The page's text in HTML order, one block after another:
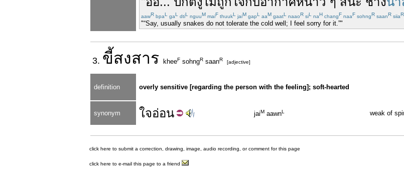
aawR bpaL gaL dtiL nguuM maiF thuukL jaiM gapL aaM gaatL naaoR siL naH changF naaF sohngR saanR siiaR
"“Say, usually snakes do not tolerate the cold well; I feel sorry for it.”"
3. ขี้สงสาร kheeF sohngR saanR [adjective]
definition overly sensitive [regarding the person with the feeling]; soft-hearted
synonym ใจอ่อน jaiM aawnL weak of
click here to submit a correction, drawing, image, audio recording, or comment for this page
click here to e-mail this page to a friend